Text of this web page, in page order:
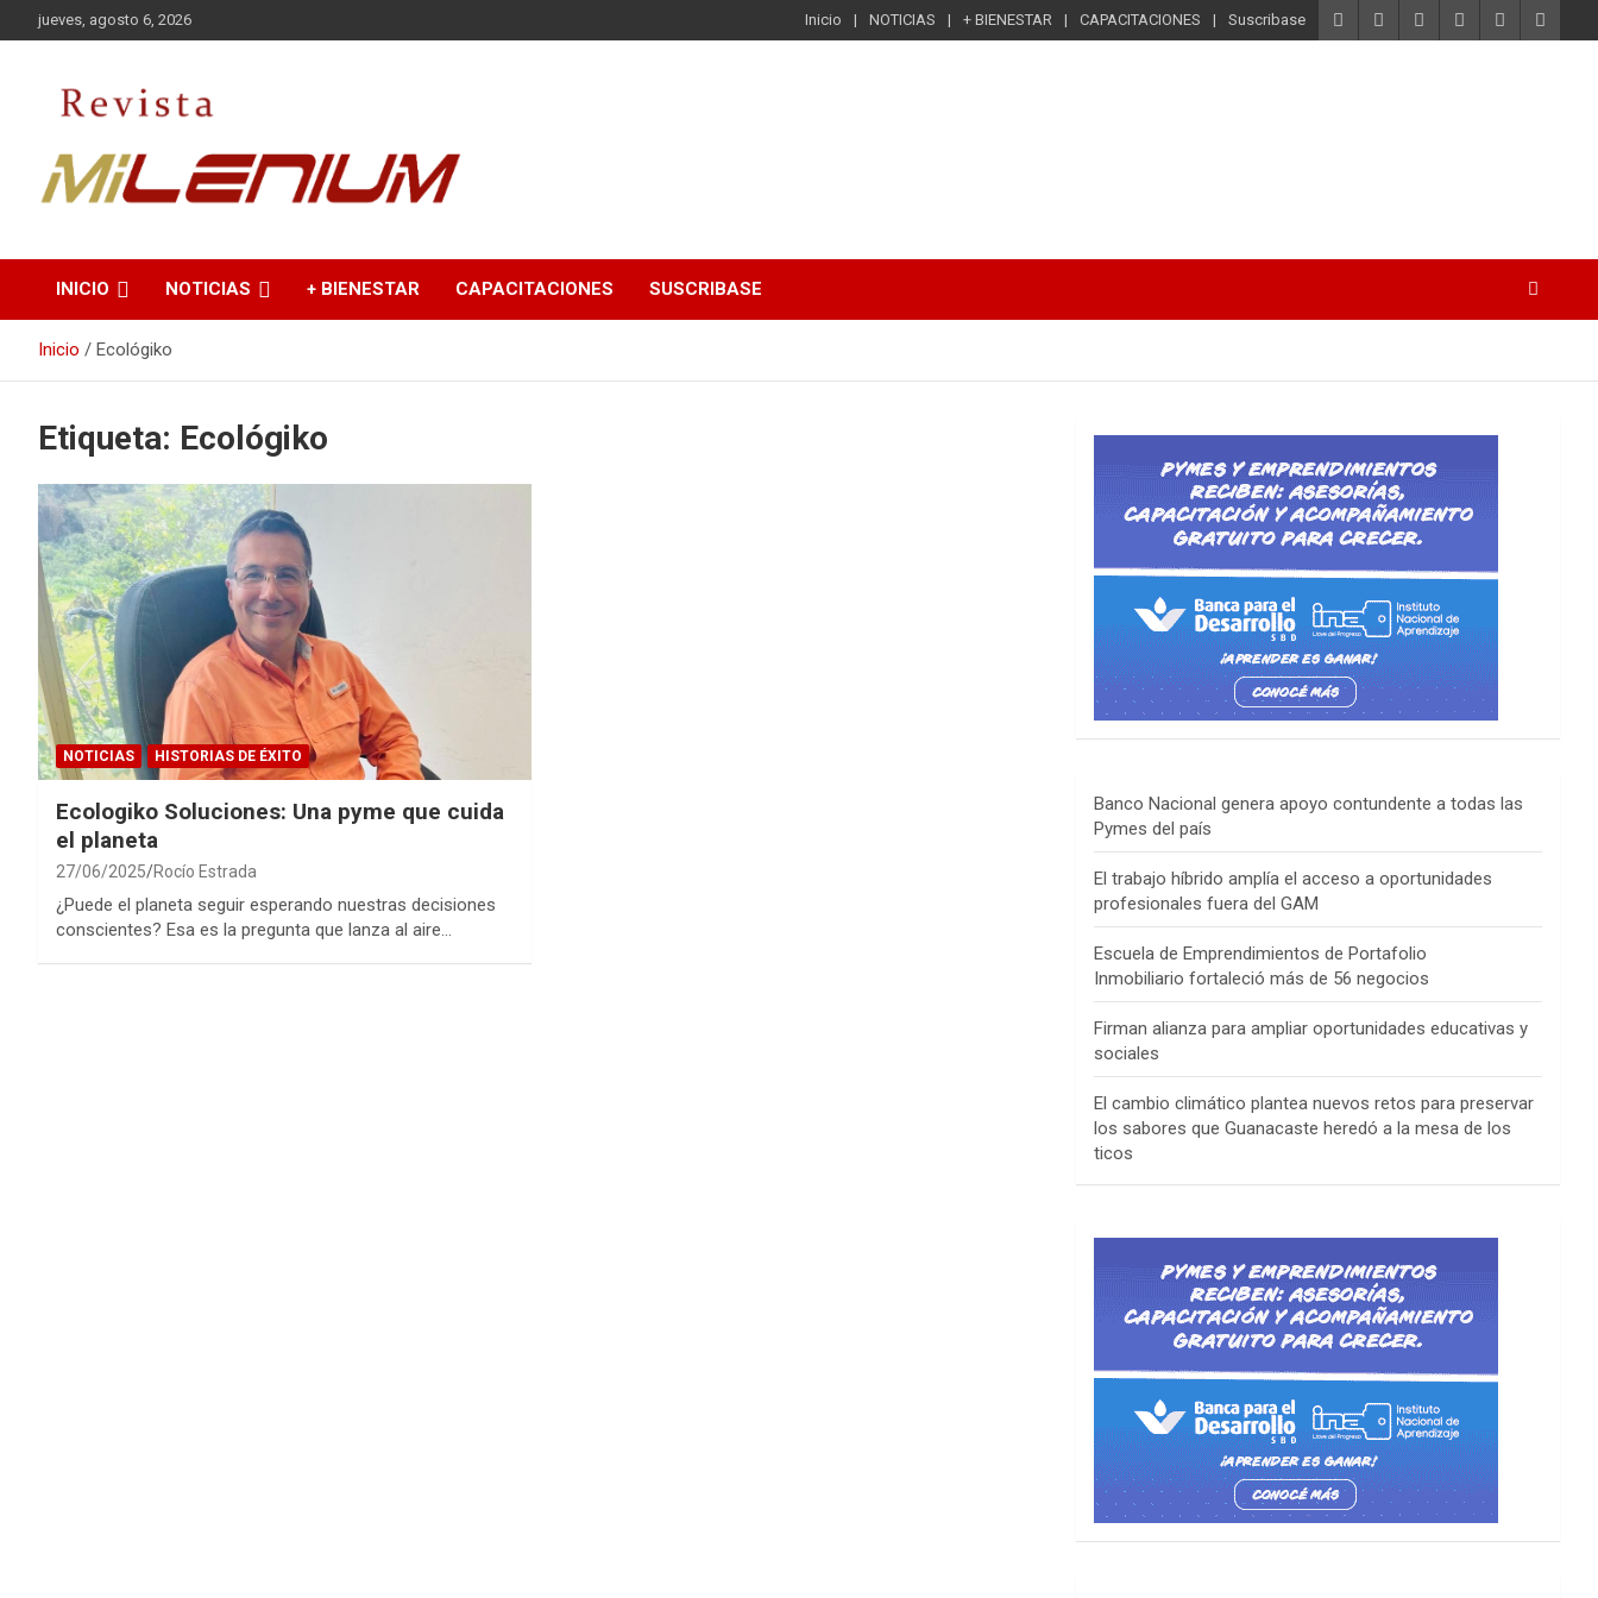
Saltar
al
jueves, agosto 6, 2026 Inicio NOTICIAS + BIENESTAR CAPACITACIONES Suscribase
Revista Milenium
INICIO NOTICIAS + BIENESTAR CAPACITACIONES SUSCRIBASE
Inicio Ecológiko
Etiqueta: Ecológiko
NOTICIAS HISTORIAS DE ÉXITO
Ecologiko Soluciones: Una pyme que cuida
el planeta
27/06/2025 Rocío Estrada
¿Puede el planeta seguir esperando nuestras decisiones
conscientes? Esa es la pregunta que lanza al aire…
Banco Nacional genera apoyo contundente a todas las
Pymes del país
El trabajo híbrido amplía el acceso a oportunidades
profesionales fuera del GAM
Escuela de Emprendimientos de Portafolio
Inmobiliario fortaleció más de 56 negocios
Firman alianza para ampliar oportunidades educativas y
sociales
El cambio climático plantea nuevos retos para preservar
los sabores que Guanacaste heredó a la mesa de los
ticos